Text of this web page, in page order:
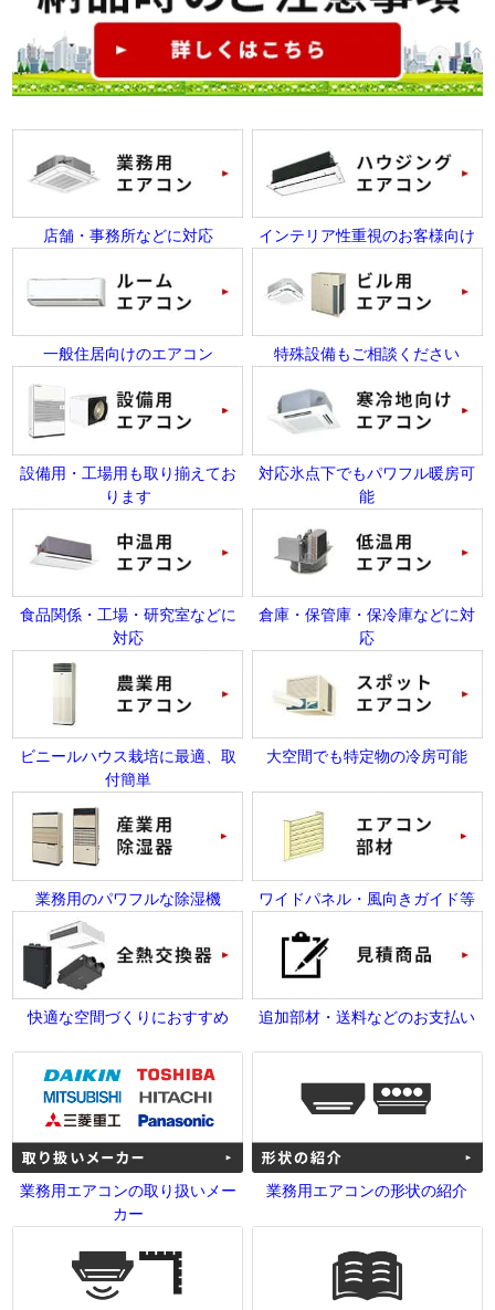
店舗・事務所などに対応 インテリア性重視のお客様向け
一般住居向けのエアコン 特殊設備もご相談ください
設備用・工場用も取り揃えてお
ります
対応氷点下でもパワフル暖房可
能
食品関係・工場・研究室などに
対応
倉庫・保管庫・保冷庫などに対
応
ビニールハウス栽培に最適、取
付簡単
大空間でも特定物の冷房可能
業務用のパワフルな除湿機 ワイドパネル・風向きガイド等
快適な空間づくりにおすすめ 追加部材・送料などのお支払い
業務用エアコンの取り扱いメー
カー
業務用エアコンの形状の紹介